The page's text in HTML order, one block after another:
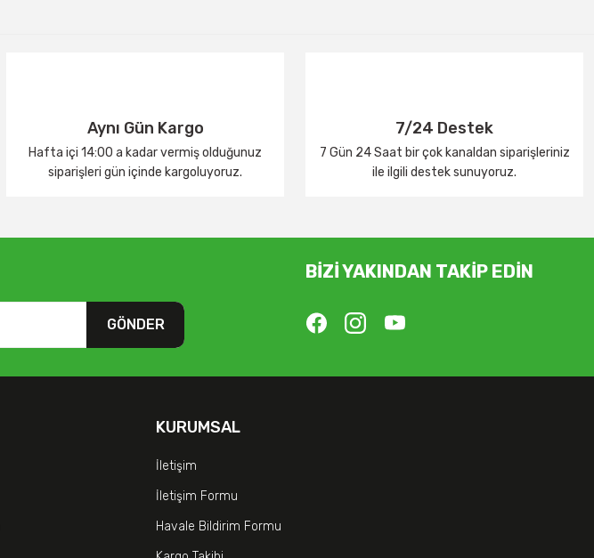
Aynı Gün Kargo
Hafta içi 14:00 a kadar vermiş olduğunuz
siparişleri gün içinde kargoluyoruz.
7/24 Destek
7 Gün 24 Saat bir çok kanaldan siparişleriniz
ile ilgili destek sunuyoruz.
GÖNDER
BİZİ YAKINDAN TAKİP EDİN
KURUMSAL
İletişim
İletişim Formu
Havale Bildirim Formu